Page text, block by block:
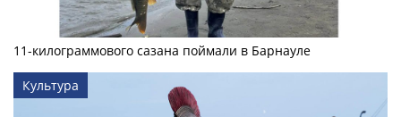
11-килограммового сазана поймали в Барнауле
Культура